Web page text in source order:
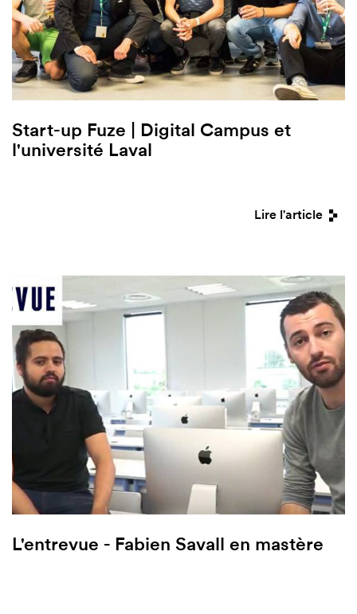
Start-up Fuze | Digital Campus et
l'université Laval
Lire l'article
L'entrevue - Fabien Savall en mastère